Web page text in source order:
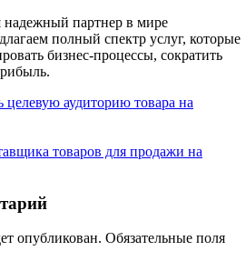
партнер в мире
полный спектр услуг, которые
бизнес-процессы, сократить
целевую аудиторию товара на
товаров для продажи на
опубликован. Обязательные поля